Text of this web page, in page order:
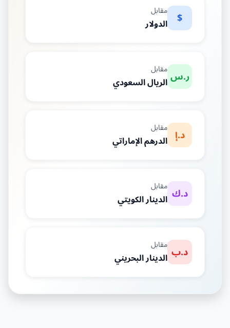
$ مقابل
الدولار
ر.س مقابل
الريال السعودي
د.إ مقابل
الدرهم الإماراتي
د.ك مقابل
الدينار الكويتي
د.ب مقابل
الدينار البحريني